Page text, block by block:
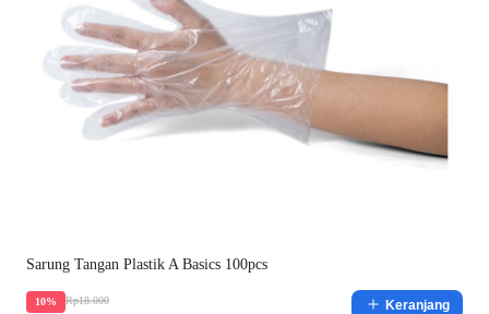
Sarung Tangan Plastik A Basics 100pcs
10% Rp18.000 Keranjang